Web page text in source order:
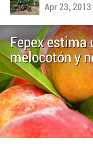
Apr 23,
Fepex estima
melocotón y